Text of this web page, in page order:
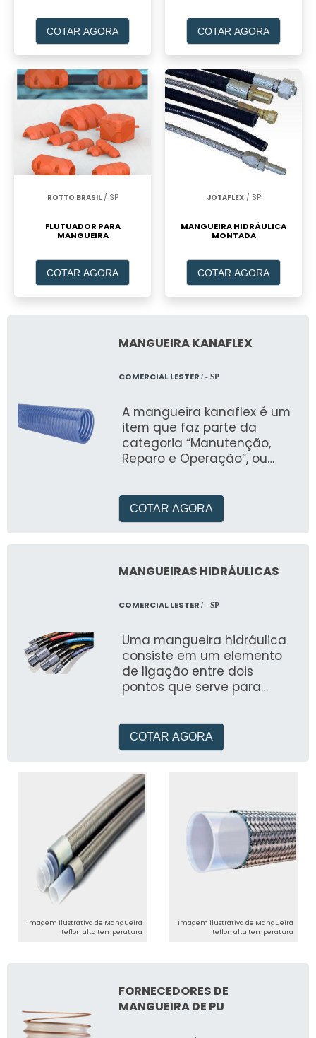
COTAR AGORA COTAR AGORA
ROTTO BRASIL/ SP
FLUTUADOR PARA
MANGUEIRA
COTAR AGORA
JOTAFLEX/ SP
MANGUEIRA HIDRÁULICA
MONTADA
COTAR AGORA
MANGUEIRA KANAFLEX
COMERCIAL LESTER / - SP
A mangueira kanaflex é um
item que faz parte da
categoria “Manutenção,
Reparo e Operação”, ou
COTAR AGORA
MANGUEIRAS HIDRÁULICAS
COMERCIAL LESTER / - SP
Uma mangueira hidráulica
consiste em um elemento
de ligação entre dois
pontos que serve para
COTAR AGORA
Imagem ilustrativa de Mangueira
teflon alta temperatura
Imagem ilustrativa de Mangueira
teflon alta temperatura
FORNECEDORES DE
MANGUEIRA DE PU